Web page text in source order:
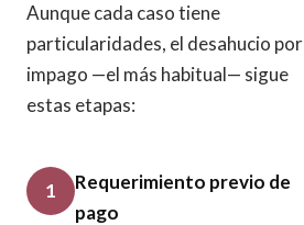
Aunque cada caso tiene
particularidades, el desahucio por
impago —el más habitual— sigue
estas etapas:
1
Requerimiento previo de
pago